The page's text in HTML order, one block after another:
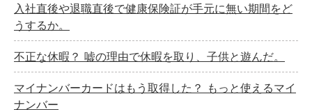
入社直後や退職直後で健康保険証が手元に無い期間をど
うするか。
不正な休暇？ 嘘の理由で休暇を取り、子供と遊んだ。
マイナンバーカードはもう取得した？ もっと使えるマイ
ナンバー